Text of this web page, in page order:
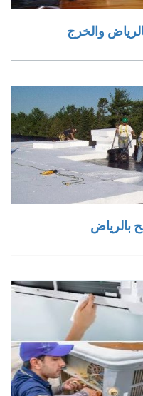
والخرج